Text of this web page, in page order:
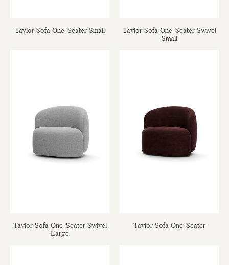
Taylor Sofa One-Seater Small
Taylor Sofa One-Seater Swivel
Small
Taylor Sofa One-Seater Swivel
Large
Taylor Sofa One-Seater